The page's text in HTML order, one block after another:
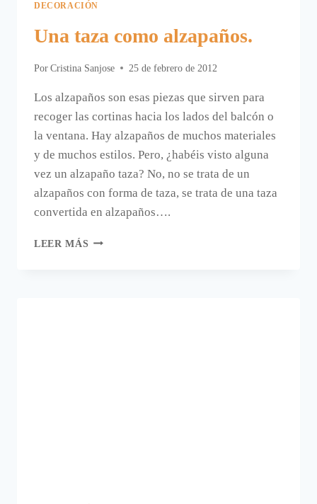
DECORACIÓN
Una taza como alzapaños.
Por Cristina Sanjose 25 de febrero de 2012
Los alzapaños son esas piezas que sirven para
recoger las cortinas hacia los lados del balcón o
la ventana. Hay alzapaños de muchos materiales
y de muchos estilos. Pero, ¿habéis visto alguna
vez un alzapaño taza? No, no se trata de un
alzapaños con forma de taza, se trata de una taza
convertida en alzapaños….
LEER MÁS UNA